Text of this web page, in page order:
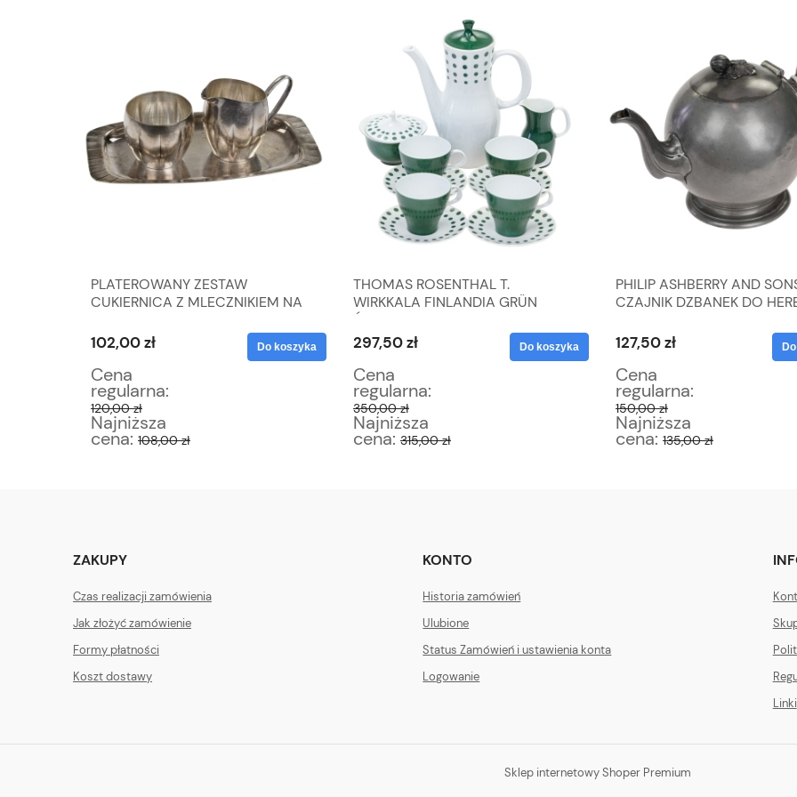
PLATEROWANY ZESTAW
CUKIERNICA Z MLECZNIKIEM NA
102,00 zł
Cena
regularna:
120,00 zł
Najniższa
cena: 108,00 zł
Do koszyka
THOMAS ROSENTHAL T.
WIRKKALA FINLANDIA GRÜN
ŚWIETNY SERWIS DO KAWY NA 4
OSÓB
297,50 zł
Cena
regularna:
350,00 zł
Najniższa
cena: 315,00 zł
Do koszyka
PHILIP ASHBERRY AND
CZAJNIK DZBANEK DO
127,50 zł
Cena
regularna:
150,00 zł
Najniższa
cena: 135,00 zł
ZAKUPY
Czas realizacji zamówienia
Jak złożyć zamówienie
Formy płatności
Koszt dostawy
KONTO
Historia zamówień
Ulubione
Status Zamówień i ustawienia konta
Logowanie
Linki
Sklep internetowy Shoper Premium